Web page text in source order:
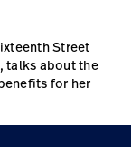
Street
talks about the
for her